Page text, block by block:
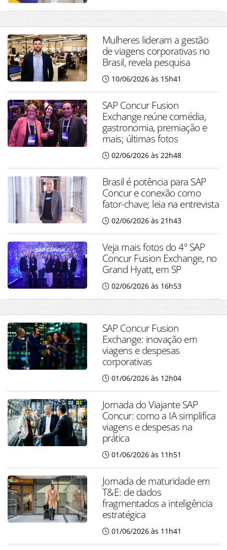
Mulheres lideram a gestão
de viagens corporativas no
Brasil, revela pesquisa
10/06/2026 às 15h41
SAP Concur Fusion
Exchange reúne comédia,
gastronomia, premiação e
mais; últimas fotos
02/06/2026 às 22h48
Brasil é potência para SAP
Concur e conexão como
fator-chave; leia na entrevista
02/06/2026 às 21h43
Veja mais fotos do 4º SAP
Concur Fusion Exchange, no
Grand Hyatt, em SP
02/06/2026 às 16h53
SAP Concur Fusion
Exchange: inovação em
viagens e despesas
corporativas
01/06/2026 às 12h04
Jornada do Viajante SAP
Concur: como a IA simplifica
viagens e despesas na
prática
01/06/2026 às 11h51
Jornada de maturidade em
T&E: de dados
fragmentados a inteligência
estratégica
01/06/2026 às 11h41